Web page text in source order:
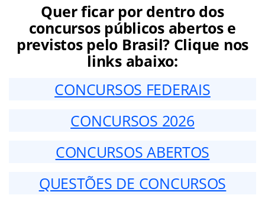
Quer ficar por dentro dos
concursos públicos abertos e
previstos pelo Brasil? Clique nos
links abaixo:
CONCURSOS FEDERAIS
CONCURSOS 2026
CONCURSOS ABERTOS
QUESTÕES DE CONCURSOS